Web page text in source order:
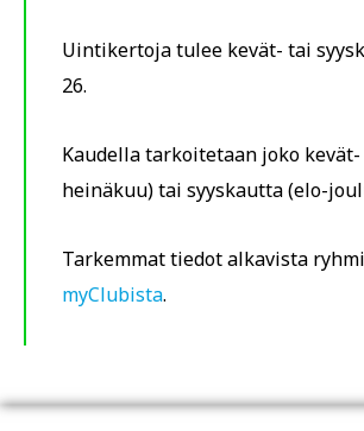
Uintikertoja tulee kevät- tai
26.
Kaudella tarkoitetaan joko
heinäkuu) tai syyskautta (elo-
Tarkemmat tiedot alkavista
myClubista.